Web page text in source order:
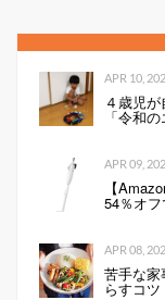
APR 10,
４歳児
「令和
APR 09,
【
54％オ
（1/2 ペ
APR 08,
苦手な
らすコツ